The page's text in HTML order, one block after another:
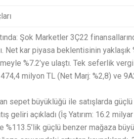
Şok Marketler 3Ç22
Net kar piyasa beklentisinin
%7.2’ye ulaştı. Tek seferlik
milyon TL (Net Marj: %2,8) ve
sepet büyüklüğü ile satışlarda
geliri açıkladı (İş Yatırım: 16.2
%113.5’lik güçlü benzer mağaza